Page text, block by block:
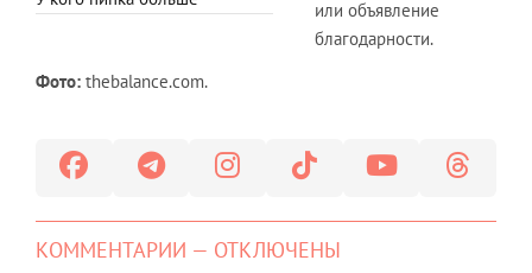
или объявление
благодарности.
Фото: thebalance.com.
КОММЕНТАРИИ — ОТКЛЮЧЕНЫ